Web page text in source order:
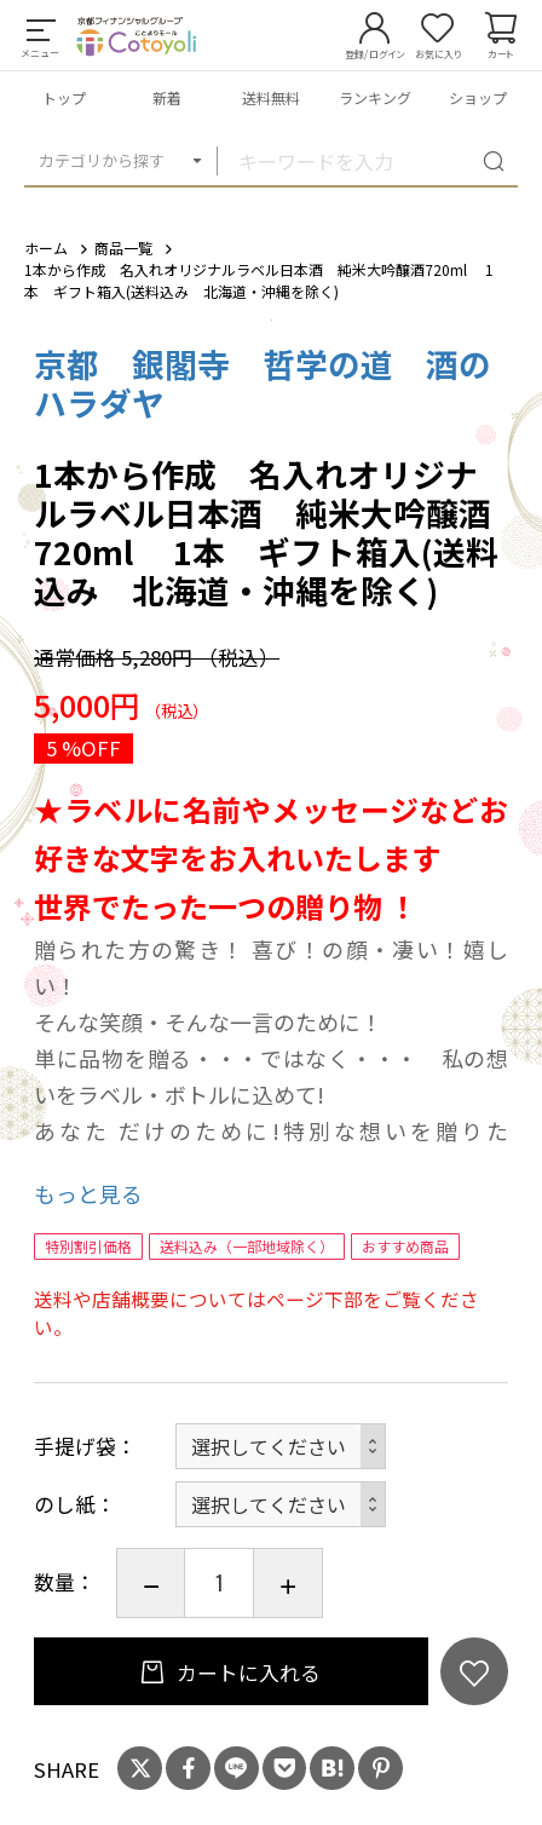
メニュー
カテゴリから探す
登録/ログイン お気に入り カート
トップ 新着 送料無料 ランキング ショップ
ホーム
商品一覧
1本から作成 名入れオリジナルラベル日本酒 純米大吟醸酒720ml 1
本 ギフト箱入(送料込み 北海道・沖縄を除く)
1
京都 銀閣寺 哲学の道 酒の
ハラダヤ
1本から作成 名入れオリジナ
ルラベル日本酒 純米大吟醸酒
720ml 1本 ギフト箱入(送料
込み 北海道・沖縄を除く)
通常価格5,280円（税込）
5,000円 （税込）
5 %OFF
★ラベルに名前やメッセージなどお
好きな文字をお入れいたします
世界でたった一つの贈り物 ！
贈られた方の驚き！ 喜び！の顔・凄い！嬉し
い！
そんな笑顔・そんな一言のために！
単に品物を贈る・・・ではなく・・・ 私の想
いをラベル・ボトルに込めて!
あなた だけのために!特別な想いを贈りた
私だけのために!・・・ありがとう! そんな笑
顔・一言のために!特別な私の想いを
オリジナルラベルの お酒 日本酒・焼酎・ワイ
写真ラベル酒を 1本から作成いたします！
ラベルに名前やメッセージなどお好きな文字を
お入れいたします。
画像は作成サンプルです。言葉・色等は色々出
ショッピンカートの ★配送情報入力の
「お問い合わせ欄」にて
ご希望の言葉のイメージを記入して下さい
①右側(上側) に入れる言葉
②中央 に入れる言葉
③左側(下側) に入れる言葉
もっと見る
特別割引価格 送料込み（一部地域除く） おすすめ商品
送料や店舗概要についてはページ下部をご覧くださ
い。
手提げ袋
のし紙
数量：
カートに入れる
SHARE